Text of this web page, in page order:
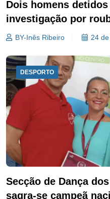
Dois homens
investigação por
BY-Inês Ribeiro 24
DESPORTO
Secção de Dança
sagra-se campeã